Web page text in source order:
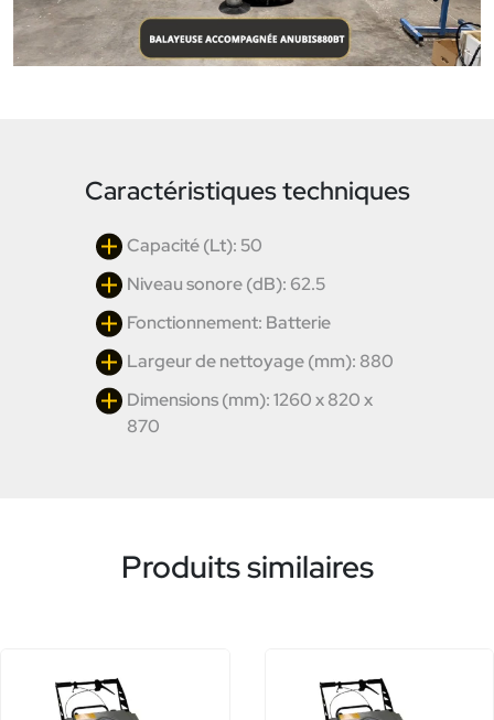
Caractéristiques techniques
Capacité (Lt): 50
Niveau sonore (dB): 62.5
Fonctionnement: Batterie
Largeur de nettoyage (mm): 880
Dimensions (mm): 1260 x 820 x
870
Produits similaires